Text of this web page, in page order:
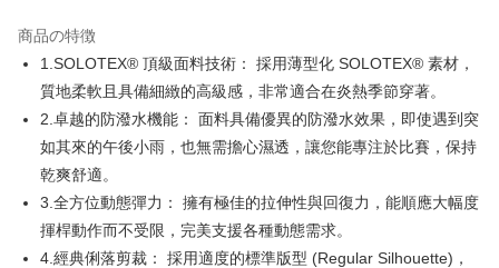
Easy Wallet
AFTEE代金後払い
説明
一、 AFTEE代金後払いについて
1.お支払い方法でAFTEE代金後払いを選択すると、携帯電話認証ウィンド
ウが表示されます。
2.SMSで認証してお支払い手続を進めてください。
す。
4.ご注文が完了すると、携帯に支払い通知のSMSが届きます。アプリ会員
ATM払い
配送方法
全家取貨付款
商品の特徴
1.SOLOTEX® 頂級面料技術： 採用薄型化 SOLOTEX® 素材，
質地柔軟且具備細緻的高級感，非常適合在炎熱季節穿著。
2.卓越的防潑水機能： 面料具備優異的防潑水效果，即使遇到突
如其來的午後小雨，也無需擔心濕透，讓您能專注於比賽，保持
乾爽舒適。
3.全方位動態彈力： 擁有極佳的拉伸性與回復力，能順應大幅度
揮桿動作而不受限，完美支援各種動態需求。
4.經典俐落剪裁： 採用適度的標準版型 (Regular Silhouette)，